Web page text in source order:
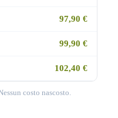
97,90 €
99,90 €
102,40 €
costo nascosto.